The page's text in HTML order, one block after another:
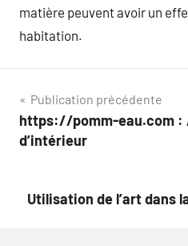
matière peuvent avoir un
habitation.
Navigation
de
Publication précédente
https://pomm-eau.com :
d’intérieur
Utilisation de l’art dans